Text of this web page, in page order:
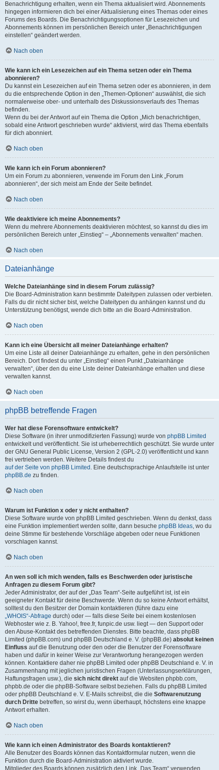
Benachrichtigung erhalten, wenn ein Thema aktualisiert wird. Abonnements
hingegen informieren dich bei einer Aktualisierung eines Themas oder eines
Forums des Boards. Die Benachrichtigungsoptionen für Lesezeichen und
Abonnements können im persönlichen Bereich unter „Benachrichtigungen
einstellen“ geändert werden.
Nach oben
Wie kann ich ein Lesezeichen auf ein Thema setzen oder ein Thema
abonnieren?
Du kannst ein Lesezeichen auf ein Thema setzen oder es abonnieren, in dem
du die entsprechende Option in den „Themen-Optionen“ auswählst, die sich
normalerweise ober- und unterhalb des Diskussionsverlaufs des Themas
befinden.
Wenn du bei der Antwort auf ein Thema die Option „Mich benachrichtigen,
sobald eine Antwort geschrieben wurde“ aktivierst, wird das Thema ebenfalls
für dich abonniert.
Nach oben
Wie kann ich ein Forum abonnieren?
Um ein Forum zu abonnieren, verwende im Forum den Link „Forum
abonnieren“, der sich meist am Ende der Seite befindet.
Nach oben
Wie deaktiviere ich meine Abonnements?
Wenn du mehrere Abonnements deaktivieren möchtest, so kannst du dies im
persönlichen Bereich unter „Einstieg“ – „Abonnements verwalten“ machen.
Nach oben
Dateianhänge
Welche Dateianhänge sind in diesem Forum zulässig?
Die Board-Administration kann bestimmte Dateitypen zulassen oder verbieten.
Falls du dir nicht sicher bist, welche Dateitypen du anhängen kannst und du
Unterstützung benötigst, wende dich bitte an die Board-Administration.
Nach oben
Kann ich eine Übersicht all meiner Dateianhänge erhalten?
Um eine Liste all deiner Dateianhänge zu erhalten, gehe in den persönlichen
Bereich. Dort findest du unter „Einstieg“ einen Punkt „Dateianhänge
verwalten“, über den du eine Liste deiner Dateianhänge erhalten und diese
verwalten kannst.
Nach oben
phpBB betreffende Fragen
Wer hat diese Forensoftware entwickelt?
Diese Software (in ihrer unmodifizierten Fassung) wurde von phpBB Limited
entwickelt und veröffentlicht. Sie ist urheberrechtlich geschützt. Sie wurde unter
der GNU General Public License, Version 2 (GPL-2.0) veröffentlicht und kann
frei vertrieben werden. Weitere Details findest du
auf der Seite von phpBB Limited . Eine deutschsprachige Anlaufstelle ist unter
phpBB.de zu finden.
Nach oben
Warum ist Funktion x oder y nicht enthalten?
Diese Software wurde von phpBB Limited geschrieben. Wenn du denkst, dass
eine Funktion implementiert werden sollte, dann besuche phpBB Ideas, wo du
deine Stimme für bestehende Vorschläge abgeben oder neue Funktionen
vorschlagen kannst.
Nach oben
An wen soll ich mich wenden, falls es Beschwerden oder juristische
Anfragen zu diesem Forum gibt?
Jeder Administrator, der auf der „Das Team“-Seite aufgeführt ist, ist ein
geeigneter Kontakt für deine Beschwerde. Wenn du so keine Antwort erhältst,
solltest du den Besitzer der Domain kontaktieren (führe dazu eine
„WHOIS“-Abfrage durch) oder — falls diese Seite bei einem kostenlosen
Webhoster wie z. B. Yahoo!, free.fr, funpic.de usw. liegt — den Support oder
den Abuse-Kontakt des betreffenden Dienstes. Bitte beachte, dass phpBB
Limited (phpBB.com) und phpBB Deutschland e. V. (phpBB.de) absolut keinen
Einfluss auf die Benutzung oder den oder die Benutzer der Forensoftware
haben und dafür in keiner Weise zur Verantwortung herangezogen werden
können. Kontaktiere daher nie phpBB Limited oder phpBB Deutschland e. V. in
Zusammenhang mit jeglichen juristischen Fragen (Unterlassungserklärungen,
Haftungsfragen usw.), die sich nicht direkt auf die Websiten phpbb.com,
phpbb.de oder die phpBB-Software selbst beziehen. Falls du phpBB Limited
oder phpBB Deutschland e. V. E-Mails schreibst, die die Softwarenutzung
durch Dritte betreffen, so wirst du, wenn überhaupt, höchstens eine knappe
Antwort erhalten.
Nach oben
Wie kann ich einen Administrator des Boards kontaktieren?
Alle Benutzer des Boards können das Kontaktformular nutzen, wenn die
Funktion durch die Board-Administration aktiviert wurde.
Mitglieder des Boards können zusätzlich den Link „Das Team“ verwenden.